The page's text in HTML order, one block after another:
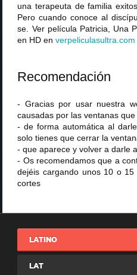
una terapeuta de familia
Pero cuando conoce al
se. Ver película Patricia, Una
en HD enverpeliculasultra .com
Recomendación
- Gracias por usar nuestra
causadas por las ventanas
- de forma automática al
solo tienes que cerrar la
- que aparece y volver a darle
- Os recomendamos que a
dejéis cargando unos 10 o
cortes
LATINO
LAT